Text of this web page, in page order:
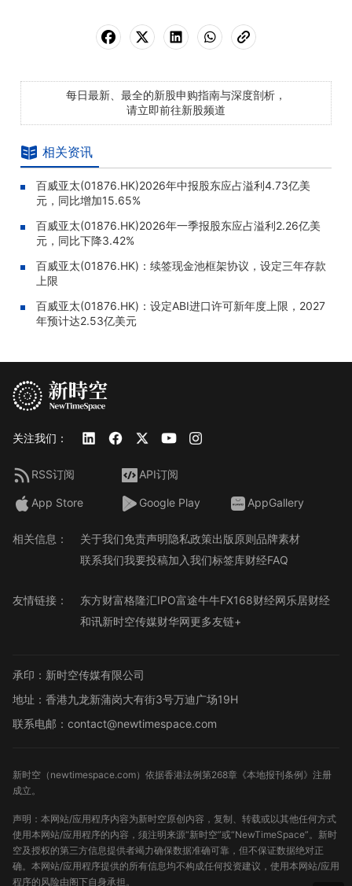
每日最新、最全的新股申购指南与深度剖析，
请立即前往新股频道
相关资讯
百威亚太(01876.HK)2026年中报股东应占溢利4.73亿美
元，同比增加15.65%
百威亚太(01876.HK)2026年一季报股东应占溢利2.26亿美
元，同比下降3.42%
百威亚太(01876.HK)：续签现金池框架协议，设定三年存款
上限
百威亚太(01876.HK)：设定ABI进口许可新年度上限，2027
年预计达2.53亿美元
关注我们：
RSS订阅 API订阅
App Store Google Play AppGallery
相关信息： 关于我们免责声明隐私政策出版原则品牌素材
联系我们我要投稿加入我们标签库财经FAQ
友情链接： 东方财富格隆汇IPO富途牛牛FX168财经网乐居财经
和讯新时空传媒财华网更多友链+
承印：新时空传媒有限公司
地址：香港九龙新蒲岗大有街3号万迪广场19H
联系电邮：contact@newtimespace.com
新时空（ newtimespace.com）依据香港法例第268章《本地报刊条例》注册
成立。
声明：本网站/应用程序内容为新时空原创内容，复制、转载或以其他任何方式
使用本网站/应用程序的内容，须注明来源“新时空”或“NewTimeSpace”。新时
空及授权的第三方信息提供者竭力确保数据准确可靠，但不保证数据绝对正
确。本网站/应用程序提供的所有信息均不构成任何投资建议，使用本网站/应用
程序的风险由阁下自身承担。